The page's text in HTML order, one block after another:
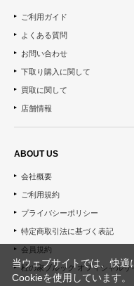
ご利用ガイド
よくある質問
お問い合わせ
下取り購入に関して
買取に関して
店舗情報
ABOUT US
会社概要
ご利用規約
プライバシーポリシー
特定商取引法に基づく表記
会員規約
杜の家ブルック オフィシャルサ
当ウェブサイトでは、快適
Cookieを使用しています。